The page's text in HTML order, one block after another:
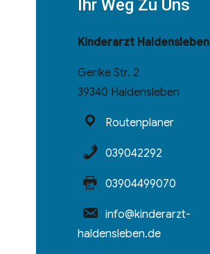
Ihr Weg Zu Uns
Kinderarzt Haldensleben
Gerike Str. 2
39340 Haldensleben
Routenplaner
039042292
03904499070
info@kinderarzt-
haldensleben.de